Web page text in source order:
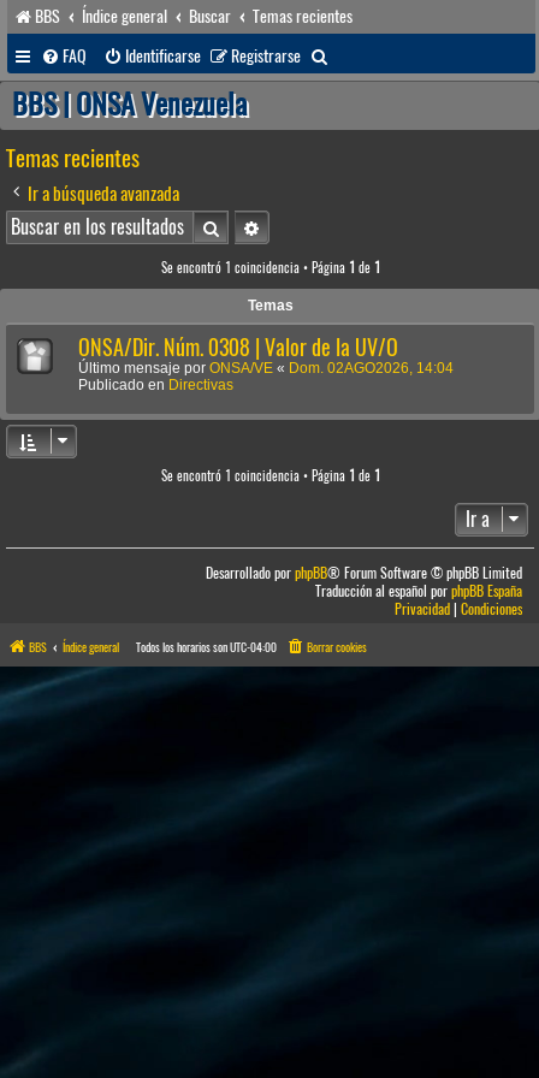
BBS Índice general Buscar
Temas recientes
FAQ
Identificarse Registrarse
u
BBS | ONSA Venezuela
Temas recientes
Ir a búsqueda avanzada
BuscarBúsqueda avanzada
Se encontró 1 coincidencia • Página 1 de 1
Temas
ONSA/Dir. Núm. 0308 | Valor de la UV/O
Último mensaje por ONSA/VE « Dom. 02AGO2026, 14:04
Publicado en Directivas
Se encontró 1 coincidencia • Página 1 de 1
Ir a
Desarrollado porphpBB® Forum Software © phpBB Limited
Traducción al español porphpBB España
Privacidad|Condiciones
BBS Índice general Todos los horarios sonUTC-04:00 Borrar cookies